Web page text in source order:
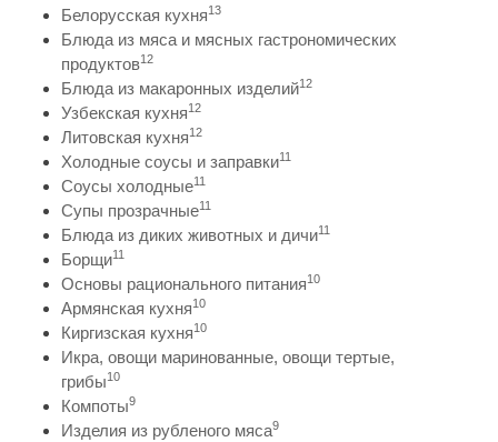
Белорусская кухня13
Блюда из мяса и мясных гастрономических
продуктов12
Блюда из макаронных изделий12
Узбекская кухня12
Литовская кухня12
Холодные соусы и заправки11
Соусы холодные11
Супы прозрачные11
Блюда из диких животных и дичи11
Борщи11
Основы рационального питания10
Армянская кухня10
Киргизская кухня10
Икра, овощи маринованные, овощи тертые,
грибы10
Компоты9
Изделия из рубленого мяса9